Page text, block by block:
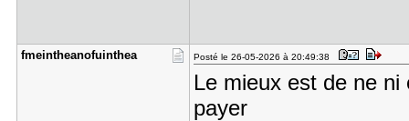
fmeinthean​ofuinthea Posté le 26-05-2026 à 20:49:38
Le mieux est de ne
payer